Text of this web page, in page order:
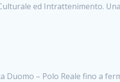
ed Intrattenimento.
Duomo – Polo Reale fino a